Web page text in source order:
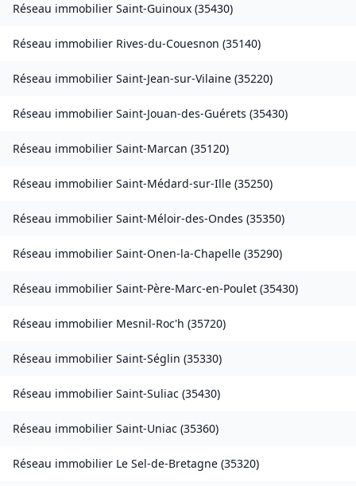
Réseau immobilier Saint-Guinoux (35430)
Réseau immobilier Rives-du-Couesnon (35140)
Réseau immobilier Saint-Jean-sur-Vilaine (35220)
Réseau immobilier Saint-Jouan-des-Guérets (35430)
Réseau immobilier Saint-Marcan (35120)
Réseau immobilier Saint-Médard-sur-Ille (35250)
Réseau immobilier Saint-Méloir-des-Ondes (35350)
Réseau immobilier Saint-Onen-la-Chapelle (35290)
Réseau immobilier Saint-Père-Marc-en-Poulet (35430)
Réseau immobilier Mesnil-Roc'h (35720)
Réseau immobilier Saint-Séglin (35330)
Réseau immobilier Saint-Suliac (35430)
Réseau immobilier Saint-Uniac (35360)
Réseau immobilier Le Sel-de-Bretagne (35320)